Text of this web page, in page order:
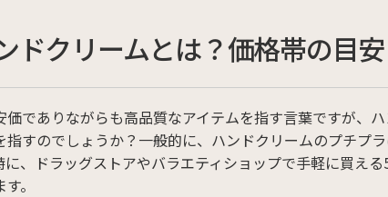
ドクリームとは？価格帯の目安
価でありながらも高品質なアイテムを指す言葉ですが、
指すのでしょうか？一般的に、ハンドクリームのプチプ
に、ドラッグストアやバラエティショップで手軽に買え
。